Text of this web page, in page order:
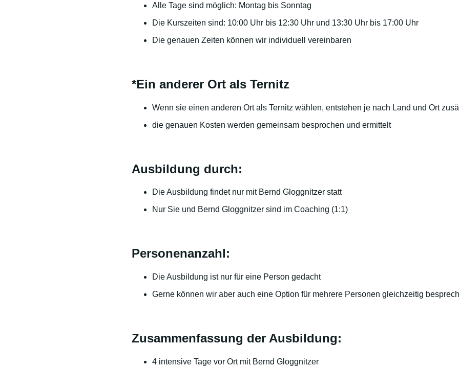
Alle Tage sind möglich: Montag bis Sonntag
Die Kurszeiten sind: 10:00 Uhr bis 12:30 Uhr und 13:30 Uhr bis 17:00 Uhr
Die genauen Zeiten können wir individuell vereinbaren
*Ein anderer Ort als Ternitz
Wenn sie einen anderen Ort als Ternitz wählen, entstehen je nach Land und Ort
die genauen Kosten werden gemeinsam besprochen und ermittelt
Ausbildung durch:
Die Ausbildung findet nur mit Bernd Gloggnitzer statt
Nur Sie und Bernd Gloggnitzer sind im Coaching (1:1)
Personenanzahl:
Die Ausbildung ist nur für eine Person gedacht
Gerne können wir aber auch eine Option für mehrere Personen gleichzeitig
Zusammenfassung der Ausbildung:
4 intensive Tage vor Ort mit Bernd Gloggnitzer